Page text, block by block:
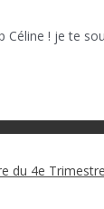
Céline ! je te
du 4e